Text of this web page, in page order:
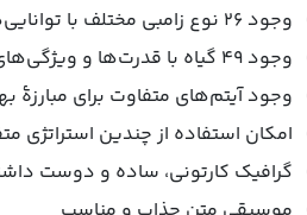
وجود ۲۶ نوع زامبی مختلف با توانایی‌ها و مهارت‌های متفاوت
وجود ۴۹ گیاه با قدرت‌ها و ویژگی‌های خاص
وجود آیتم‌های متفاوت برای مبارزۀ
امکان استفاده از چندین استراتژی
گرافیک کارتونی، ساده و دوست